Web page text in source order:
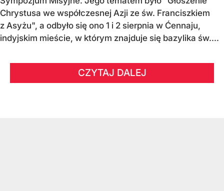
Chrystusa we współczesnej Azji ze św. Franciszkiem
z Asyżu", a odbyło się ono 1 i 2 sierpnia w Ćennaju,
indyjskim mieście, w którym znajduje się bazylika św....
CZYTAJ DALEJ